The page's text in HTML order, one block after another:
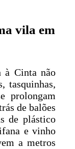
vila em
à Cinta não
tasquinhas,
prolongam
de balões
de plástico
e vinho
a metros